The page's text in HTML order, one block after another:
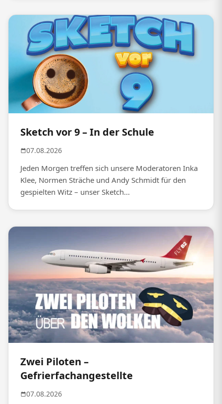
Sketch vor 9 – In der Schule
07.08.2026
Jeden Morgen treffen sich unsere Moderatoren Inka
Klee, Normen Sträche und Andy Schmidt für den
gespielten Witz – unser Sketch...
Zwei Piloten –
Gefrierfachangestellte
07.08.2026